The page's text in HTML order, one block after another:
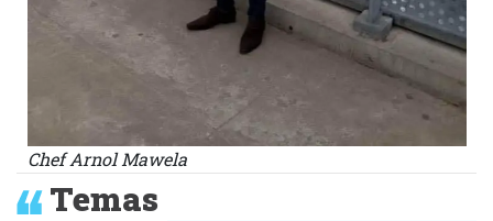
Chef Arnol Mawela
Temas